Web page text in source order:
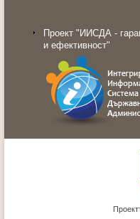
Проект "ИИСДА -
и ефективност"